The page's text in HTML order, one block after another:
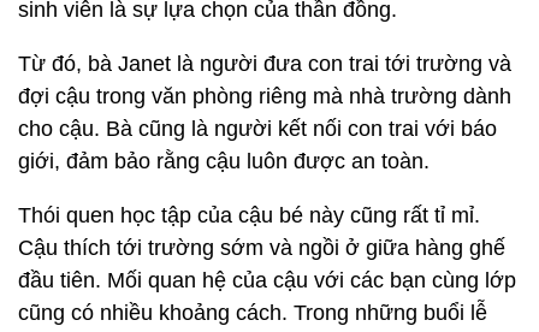
sinh viên là sự lựa chọn của thần đồng.
Từ đó, bà Janet là người đưa con trai tới trường và
đợi cậu trong văn phòng riêng mà nhà trường dành
cho cậu. Bà cũng là người kết nối con trai với báo
giới, đảm bảo rằng cậu luôn được an toàn.
Thói quen học tập của cậu bé này cũng rất tỉ mỉ.
Cậu thích tới trường sớm và ngồi ở giữa hàng ghế
đầu tiên. Mối quan hệ của cậu với các bạn cùng lớp
cũng có nhiều khoảng cách. Trong những buổi lễ